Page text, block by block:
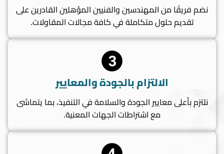
نضم فريقًا من المهندسين والفنيين المؤهلين القادرين على
تقديم حلول متكاملة في كافة مجالات المقاولات.
الالتزام بالجودة والمعايير
نلتزم بأعلى معايير الجودة والسلامة في التنفيذ، بما يتماشى
مع اشتراطات الجهات المعنية.